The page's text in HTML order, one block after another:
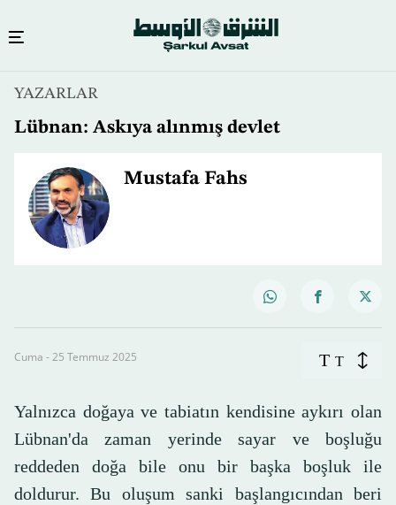
YAZARLAR
Lübnan: Askıya alınmış devlet
Mustafa Fahs
Cuma - 25 Temmuz 2025 T T
Yalnızca doğaya ve tabiatın kendisine aykırı olan
Lübnan'da zaman yerinde sayar ve boşluğu
reddeden doğa bile onu bir başka boşluk ile
doldurur. Bu oluşum sanki başlangıcından beri